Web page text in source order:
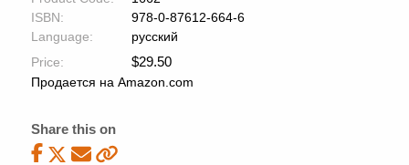
ISBN:
978-0-87612-664-6
Language:
русский
Price:
$29.50
Продается на Amazon.com
Share this on